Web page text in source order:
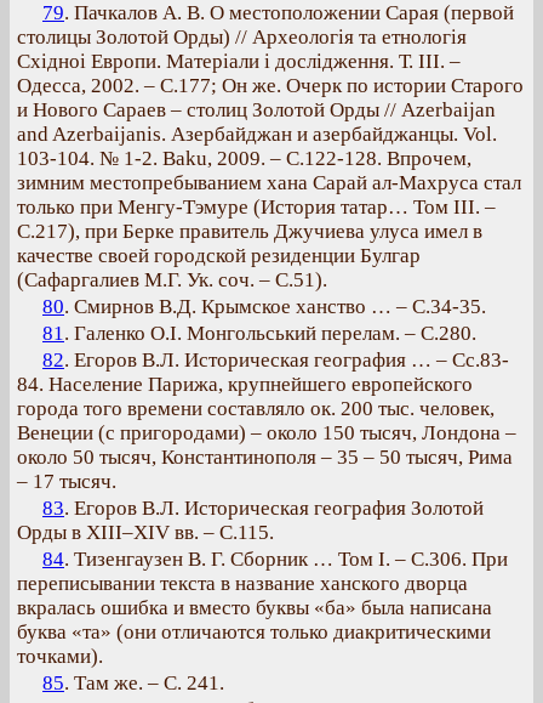
79. Пачкалов А. В. О местоположении Сарая (первой
столицы Золотой Орды) // Археологiя та етнологiя
Схiдноi Европи. Матерiали i дослiдження. Т. III. –
Одесса, 2002. – С.177; Он же. Очерк по истории Старого
и Нового Сараев – столиц Золотой Орды // Azerbaijan
and Azerbaijanis. Азербайджан и азербайджанцы. Vol.
103-104. № 1-2. Baku, 2009. – С.122-128. Впрочем,
зимним местопребыванием хана Сарай ал-Махруса стал
только при Менгу-Тэмуре (История татар… Том III. –
С.217), при Берке правитель Джучиева улуса имел в
качестве своей городской резиденции Булгар
(Сафаргалиев М.Г. Ук. соч. – С.51).
80. Смирнов В.Д. Крымское ханство … – С.34-35.
81. Галенко О.І. Монгольський перелам. – С.280.
82. Егоров В.Л. Историческая география … – Сс.83-
84. Население Парижа, крупнейшего европейского
города того времени составляло ок. 200 тыс. человек,
Венеции (с пригородами) – около 150 тысяч, Лондона –
около 50 тысяч, Константинополя – 35 – 50 тысяч, Рима
– 17 тысяч.
83. Егоров В.Л. Историческая география Золотой
Орды в XIII–XIV вв. – С.115.
84. Тизенгаузен В. Г. Сборник … Том I. – С.306. При
переписывании текста в название ханского дворца
вкралась ошибка и вместо буквы «ба» была написана
буква «та» (они отличаются только диакритическими
точками).
85. Там же. – С. 241.